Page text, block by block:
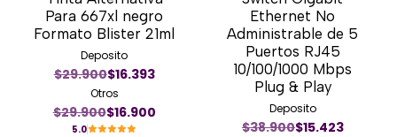
-43%
Para 667xl negro
Formato Blister 21ml
Deposito
$29.900$16.393
Otros
$29.900$16.900
5.0
-59%Ethernet No
Administrable de 5
Puertos RJ45
10/100/1000 Mbps
Plug & Play
Deposito
$38.900$15.423